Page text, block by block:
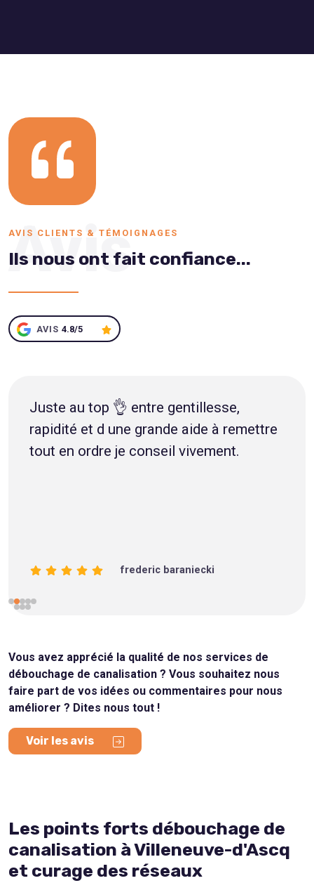
Avis
AVIS CLIENTS & TÉMOIGNAGES
Ils nous ont fait confiance...
AVIS 4.8/5
Juste au top 👌 entre gentillesse,
rapidité et d une grande aide à remettre
tout en ordre je conseil vivement.
frederic baraniecki
Vous avez apprécié la qualité de nos services de
débouchage de canalisation ? Vous souhaitez nous
faire part de vos idées ou commentaires pour nous
améliorer ? Dites nous tout !
Voir les avis
Les points forts débouchage de
canalisation à Villeneuve-d'Ascq
et curage des réseaux